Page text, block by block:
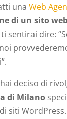
una Web
di un sito
sentirai dire:
deciso di
di Milano
siti